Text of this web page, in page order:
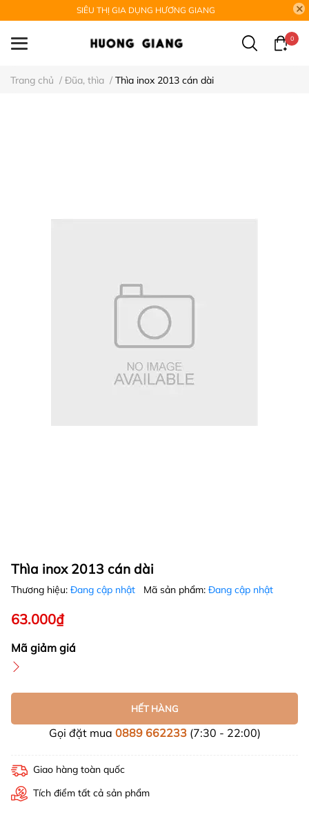
SIÊU THỊ GIA DỤNG HƯƠNG GIANG
0
Trang chủ / Đũa, thìa / Thìa inox 2013 cán dài
Thìa inox 2013 cán dài
Thương hiệu: Đang cập nhật Mã sản phẩm: Đang cập nhật
63.000₫
Mã giảm giá
HẾT HÀNG
Gọi đặt mua 0889 662233(7:30 - 22:00)
Giao hàng toàn quốc
Tích điểm tất cả sản phẩm